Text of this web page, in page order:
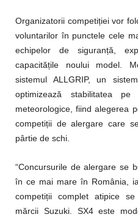
Organizatorii competiției vor
voluntarilor în punctele cele
echipelor de siguranță,
capacitățile noului model.
sistemul ALLGRIP, un
optimizează stabilitatea
meteorologice, fiind alegerea
competiții de alergare care
pârtie de schi.
“Concursurile de alergare se
în ce mai mare în România,
competiții complet atipice
mărcii Suzuki. SX4 este